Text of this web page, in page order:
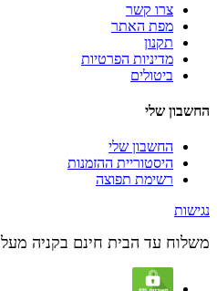
צרו קשר
מפת האתר
תקנון
מדיניות הפרטיות
ביטולים
החשבון שלי
החשבון שלי
היסטוריית ההזמנות
רשימת תפוצה
נגישות
משלוח עד הבית חינם בקניה מעל 300 ש"ח